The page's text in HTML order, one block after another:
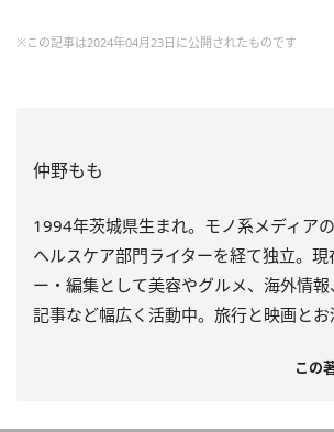
※この記事は2024年04月23日に公開されたものです
仲野もも
1994年茨城県生まれ。モノ系メディア
ヘルスケア部門ライターを経て独立。現
ー・編集として美容やグルメ、海外情
記事など幅広く活動中。旅行と映画とお
この